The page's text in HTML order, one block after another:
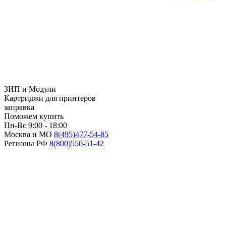
ЗИП и Модули
Картриджи для принтеров
заправка
Поможем купить
Пн-Вс 9:00 - 18:00
Москва и МО 8(495)477-54-85
Регионы РФ 8(800)550-51-42